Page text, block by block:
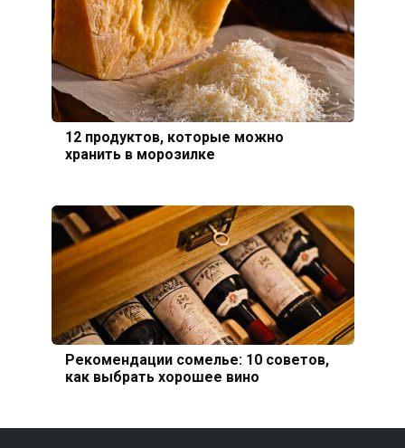
12 продуктов, которые можно
хранить в морозилке
Рекомендации сомелье: 10 советов,
как выбрать хорошее вино